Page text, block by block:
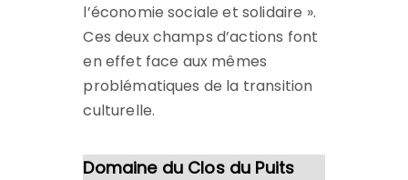
l’économie sociale et solidaire ».
Ces deux champs d’actions font
en effet face aux mêmes
problématiques de la transition
culturelle.
Domaine du Clos du Puits